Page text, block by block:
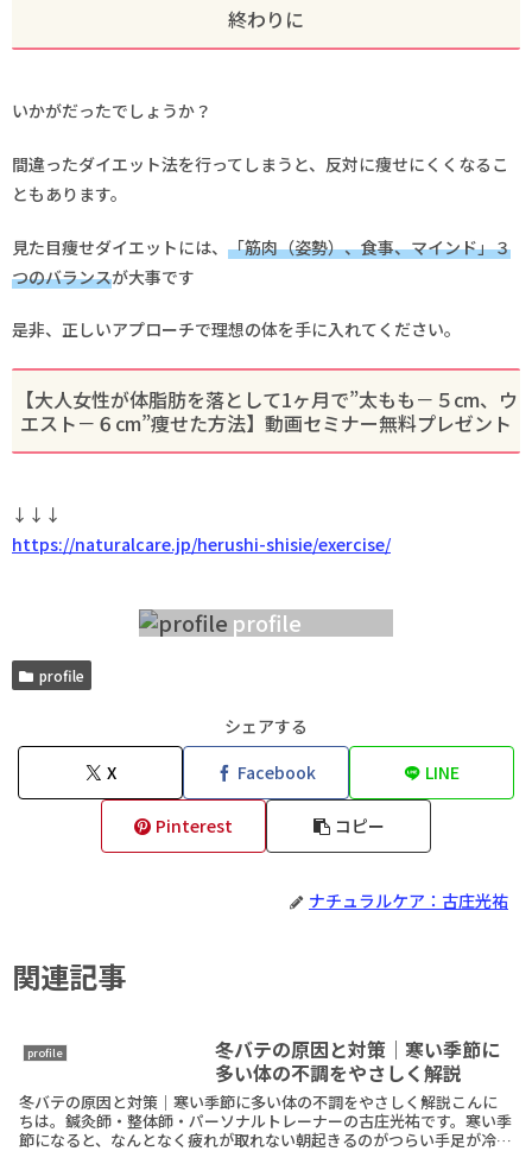
終わりに
いかがだったでしょうか？
間違ったダイエット法を行ってしまうと、反対に痩せにくくなるこ
ともあります。
見た目痩せダイエットには、 「筋肉（姿勢）、食事、マインド」３
つのバランスが大事です
是非、正しいアプローチで理想の体を手に入れてください。
【大人女性が体脂肪を落として1ヶ月で”太もも－５cm、ウ
エスト－６cm”痩せた方法】動画セミナー無料プレゼント
↓↓↓
https://naturalcare.jp/herushi-shisie/exercise/
profile
profile
シェアする
X
Facebook LINE
Pinterest コピー
ナチュラルケア：古庄光祐
関連記事
profile
冬バテの原因と対策｜寒い季節に
多い体の不調をやさしく解説
冬バテの原因と対策｜寒い季節に多い体の不調をやさしく解説こんに
ちは。鍼灸師・整体師・パーソナルトレーナーの古庄光祐です。寒い季
節になると、なんとなく疲れが取れない朝起きるのがつらい手足が冷え